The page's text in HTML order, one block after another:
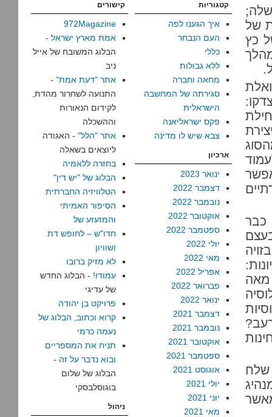
של
כץ
כבר
מאה
קטגוריות
איך הגענו לפה
העם הנבחר
כללי
ללא גבולות
מחאה וחברה
סגירתה של המחשבה
הישראלית
פקס ישראליאנה
צבא שיש לו מדינה
ארכיון
ינואר 2023
דצמבר 2022
נובמבר 2022
אוקטובר 2022
ספטמבר 2022
יולי 2022
מאי 2022
אפריל 2022
פברואר 2022
ינואר 2022
דצמבר 2021
נובמבר 2021
אוקטובר 2021
ספטמבר 2021
אוגוסט 2021
יולי 2021
יוני 2021
מאי 2021
קישורים
972Magazine
אמת מארץ ישראל -
הבלוג המשובח של אייל
ניב
אתר "דעת אמת" -
התנועה לשחרור מהדת,
לקידום הנאורות
וההשכלה
אתר "הלל" - האגודה
ליוצאים בשאלה
בחזרה ללאמיה
הבלוג של "יש דין"
הטלוויזיה החברתית
הסיפור האמיתי
והמזעזע של
חדו"ש – לחופש דת
ושוויון
לא מזיק ברובו
עמודו! - הבלוג החדש
של עדיגי
פרויקט בן יהודה
קרוא וכתוב, הבלוג של
נעמה כרמי
תניח את המספריים
ובוא נדבר על זה -
הבלוג של שלום
בוגוסלבסקי
ניהול